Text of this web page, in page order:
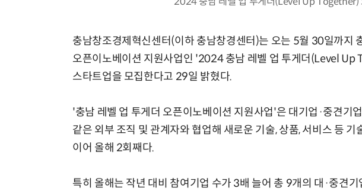
충남창조경제혁신센터(이하 충남창경센터)는 오는 5월 30일까지
오픈이노베이션 지원사업인 '2024 충남 레벨 업 투게더(Level
스타트업을 모집한다고 29일 밝혔다.
'충남 레벨 업 투게더 오픈이노베이션 지원사업'은 대기업·중견기
같은 외부 조직 및 관계자와 협업해 새로운 기술, 상품, 서비스 등 기
이어 올해 2회째다.
특히 올해는 작년 대비 참여기업 수가 3배 늘어 총 9개의 대·중견